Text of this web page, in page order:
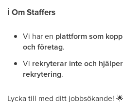
ℹ Om Staffers
Vi har en plattform som
och företag.
Vi rekryterar inte och
rekrytering.
Lycka till med ditt jobbsökande! 🌟